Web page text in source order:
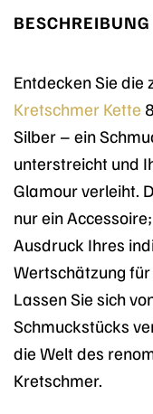
BESCHREIBUNG
Entdecken Sie die
Kretschmer Kette
Silber – ein
unterstreicht und
Glamour verleiht.
nur ein
Ausdruck Ihres
Wertschätzung
Lassen Sie sich
Schmuckstücks
die Welt des
Kretschmer.